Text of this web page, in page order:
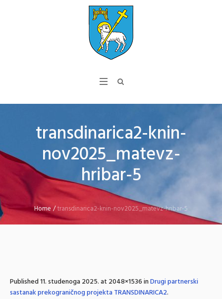
transdinarica2-knin-
nov2025_matevz-
hribar-5
Home/transdinarica2-knin-nov2025_matevz-hribar-5
Published11. studenoga 2025.at 2048×1536 inDrugi partnerski
sastanak prekograničnog projekta TRANSDINARICA2.